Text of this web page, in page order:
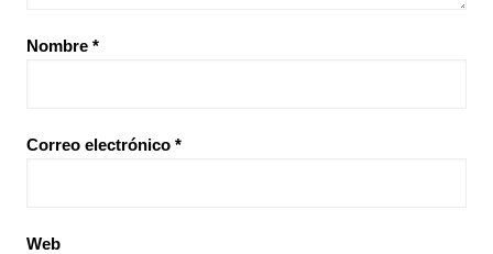
Nombre *
Correo electrónico *
Web